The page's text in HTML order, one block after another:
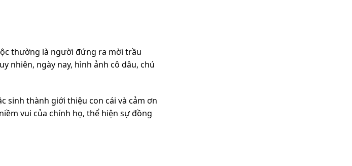
thường là người đứng ra mời trầu
nhiên, ngày nay, hình ảnh cô dâu, chú
sinh thành giới thiệu con cái và cảm ơn
vui của chính họ, thể hiện sự đồng